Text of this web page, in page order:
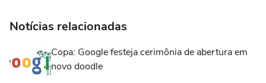
Notícias relacionadas
Copa: Google festeja cerimônia de abertura em
novo doodle